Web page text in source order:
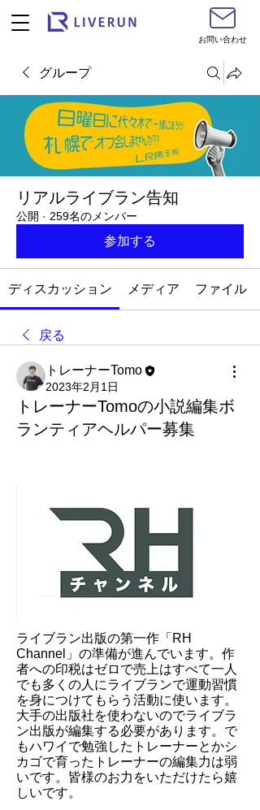
お問い合わせ
グループ
リアルライブラン告知
公開 · 259名のメンバー
参加する
ディスカッション メディア ファイル
戻る
トレーナーTomo
2023年2月1日
トレーナーTomoの小説編集ボ
ランティアヘルパー募集
ライブラン出版の第一作「RH
Channel」の準備が進んでいます。作
者への印税はゼロで売上はすべて一人
でも多くの人にライブランで運動習慣
を身につけてもらう活動に使います。
大手の出版社を使わないのでライブラ
ン出版が編集する必要があります。で
もハワイで勉強したトレーナーとかシ
カゴで育ったトレーナーの編集力は弱
いです。皆様のお力をいただけたら嬉
しいです。